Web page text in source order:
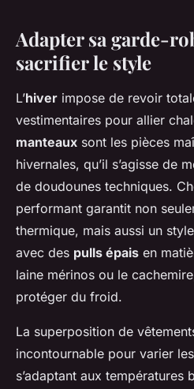
Adapter sa garde-
sacrifier le style
L’hiver impose de revoir
vestimentaires pour allier
manteaux sont les pièces
hivernales, qu’il s’agisse de
de doudounes techniques.
performant garantit non
thermique, mais aussi un
avec des pulls épais en
laine mérinos ou le
protéger du froid.
La superposition de
incontournable pour varier
s’adaptant aux températures